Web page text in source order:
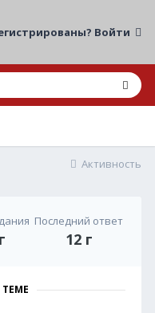
Войти
Активность
Последний ответ
12 г